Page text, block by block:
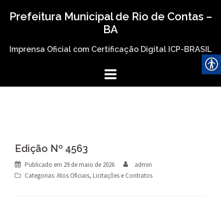
Prefeitura Municipal de Rio de Contas –
BA
Imprensa Oficial com Certificação Digital ICP-BRASIL
Edição Nº 4563
Publicado em 29 de maio de 2026
admin
Categorias: Atos Oficiais, Licitações e Contratos